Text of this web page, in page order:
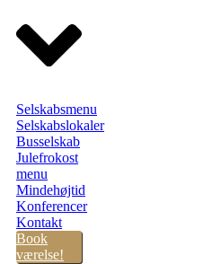
Selskabsmenu
Selskabslokaler
Busselskab
Julefrokost
menu
Mindehøjtid
Konferencer
Kontakt
Book
værelse!